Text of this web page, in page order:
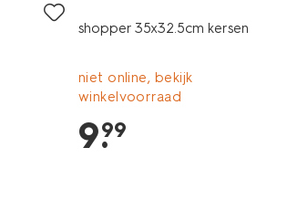
shopper 35x32.5cm kersen
niet online, bekijk
winkelvoorraad
9.
99